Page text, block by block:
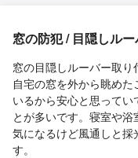
窓の防犯 / 目隠しル
窓の目隠しルーバー取り
自宅の窓を外から眺め
いるから安心と思ってい
とが多いです。寝室や
気になるけど風通しと
す。